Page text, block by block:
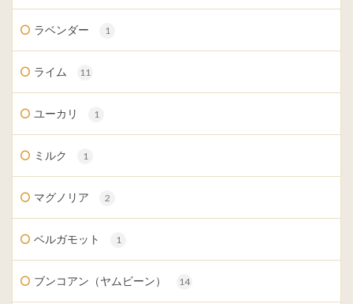
ラベンダー 1
ライム 11
ユーカリ 1
ミルク 1
マグノリア 2
ベルガモット 1
ブンコアン（ヤムビーン） 14